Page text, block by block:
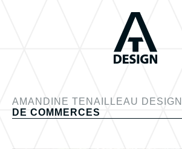
AMANDINE TENAILLEAU DESIGN
DE COMMERCES